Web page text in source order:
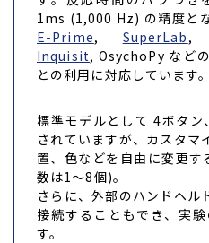
1ms (1,000 Hz) の精度と
E-Prime, SuperLab ,
Inquisit, OsychoPy など
との利用に対応しています。
標準モデルとして 4ボタ
されていますが、カスタマ
置、色などを自由に変更
数は1〜8個)。
さらに、外部のハンドヘル
接続することもでき、実
す。